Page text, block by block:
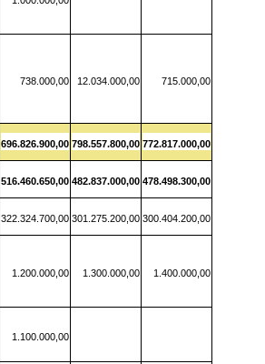
738.000,00 12.034.000,00 715.000,00
696.826.900,00 798.557.800,00 772.817.000,00
516.460.650,00 482.837.000,00 478.498.300,00
322.324.700,00 301.275.200,00 300.404.200,00
1.200.000,00 1.300.000,00 1.400.000,00
1.100.000,00